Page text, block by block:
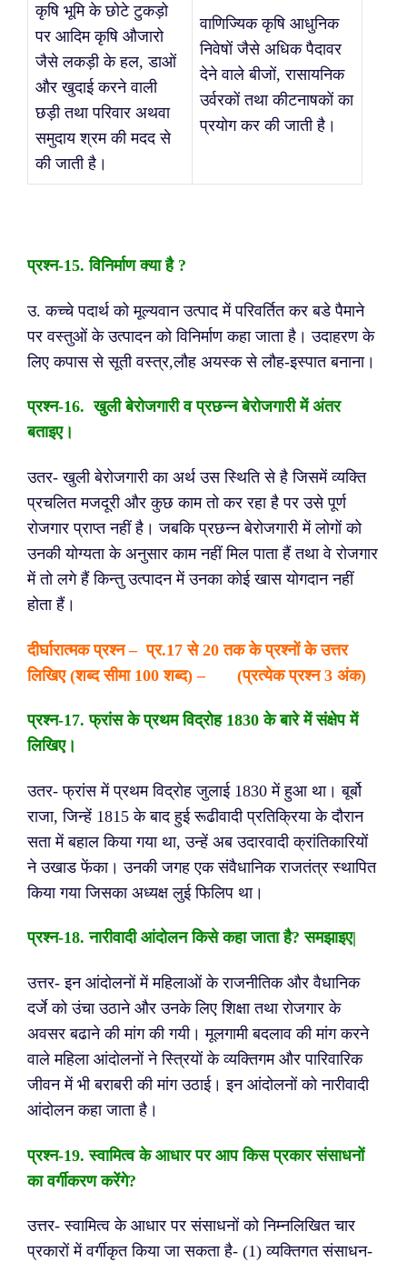
कृषि भूमि के छोटे टुकड़ो
पर आदिम कृषि औजारो
जैसे लकड़ी के हल, डाओं
और खुदाई करने वाली
छड़ी तथा परिवार अथवा
समुदाय श्रम की मदद से
की जाती है।
वाणिज्यिक कृषि आधुनिक
निवेषों जैसे अधिक पैदावर
देने वाले बीजों, रासायनिक
उर्वरकों तथा कीटनाषकों का
प्रयोग कर की जाती है।
प्रश्न-15. विनिर्माण क्या है ?
उ. कच्चे पदार्थ को मूल्यवान उत्पाद में परिवर्तित कर बडे पैमाने
पर वस्तुओं के उत्पादन को विनिर्माण कहा जाता है। उदाहरण के
लिए कपास से सूती वस्त्र,लौह अयस्क से लौह-इस्पात बनाना।
प्रश्न-16. खुली बेरोजगारी व प्रछन्न बेरोजगारी में अंतर
बताइए।
उतर- खुली बेरोजगारी का अर्थ उस स्थिति से है जिसमें व्यक्ति
प्रचलित मजदूरी और कुछ काम तो कर रहा है पर उसे पूर्ण
रोजगार प्राप्त नहीं है। जबकि प्रछन्न बेरोजगारी में लोगों को
उनकी योग्यता के अनुसार काम नहीं मिल पाता हैं तथा वे रोजगार
में तो लगे हैं किन्तु उत्पादन में उनका कोई खास योगदान नहीं
होता हैं।
दीर्घारात्मक प्रश्न – प्र.17 से 20 तक के प्रश्नों के उत्तर
लिखिए (शब्द सीमा 100 शब्द) – (प्रत्येक प्रश्न 3 अंक)
प्रश्न-17. फ्रांस के प्रथम विद्रोह 1830 के बारे में संक्षेप में
लिखिए।
उतर- फ्रांस में प्रथम विद्रोह जुलाई 1830 में हुआ था। बूर्बो
राजा, जिन्हें 1815 के बाद हुई रूढीवादी प्रतिक्रिया के दौरान
सता में बहाल किया गया था, उन्हें अब उदारवादी क्रांतिकारियों
ने उखाड फेंका। उनकी जगह एक संवैधानिक राजतंत्र स्थापित
किया गया जिसका अध्यक्ष लुई फिलिप था।
प्रश्न-18. नारीवादी आंदोलन किसे कहा जाता है? समझाइए|
उत्तर- इन आंदोलनों में महिलाओं के राजनीतिक और वैधानिक
दर्जे को उंचा उठाने और उनके लिए शिक्षा तथा रोजगार के
अवसर बढाने की मांग की गयी। मूलगामी बदलाव की मांग करने
वाले महिला आंदोलनों ने स्त्रियों के व्यक्तिगम और पारिवारिक
जीवन में भी बराबरी की मांग उठाई। इन आंदोलनों को नारीवादी
आंदोलन कहा जाता है।
प्रश्न-19. स्वामित्व के आधार पर आप किस प्रकार संसाधनों
का वर्गीकरण करेंगे?
उत्तर- स्वामित्व के आधार पर संसाधनों को निम्नलिखित चार
प्रकारों में वर्गीकृत किया जा सकता है- (1) व्यक्तिगत संसाधन-